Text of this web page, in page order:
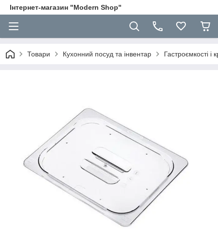
Інтернет-магазин "Modern Shop"
Товари Кухонний посуд та інвентар Гастроємкості і